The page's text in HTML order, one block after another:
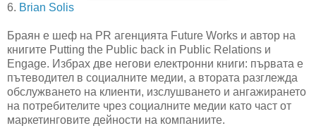
6. Brian Solis
Браян е шеф на PR агенцията Future Works и автор на
книгите Putting the Public back in Public Relations и
Engage. Избрах две негови електронни книги: първата е
пътеводител в социалните медии, а втората разглежда
обслужването на клиенти, изслушването и ангажирането
на потребителите чрез социалните медии като част от
маркетинговите дейности на компаниите.